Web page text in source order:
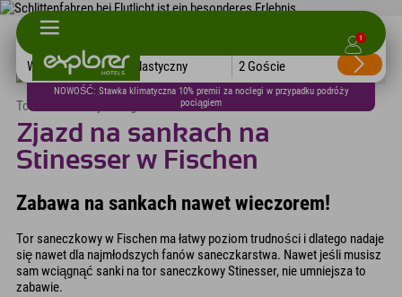
1
NOWOŚĆ: Stawka klimatyczna 10% premii za noclegi w przypadku podróży
pociągiem
Wszystkie hotele Elastyczny 2 Goście
Tor saneczkowy w Allgäu
Zjazd na sankach na
Stinesser w Fischen
Zabawa na sankach nawet wieczorem!
Tor saneczkowy w Fischen ma łatwy poziom trudności i dlatego nadaje
się nawet dla najmłodszych fanów saneczkarstwa. Nawet jeśli musisz
sam wciągnąć sanki na tor saneczkowy Stinesser, nie umniejsza to
zabawie.